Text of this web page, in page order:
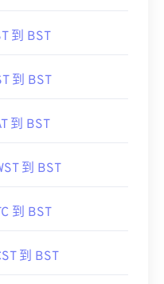
到 BST
到 BST
到 BST
到 BST
到 BST
到 BST